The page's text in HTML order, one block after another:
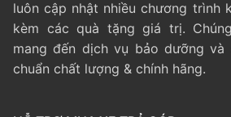
luôn cập nhật nhiều chương trình
kèm các quà tặng giá trị.
mang đến dịch vụ bảo dưỡng và
chuẩn chất lượng & chính hãng.